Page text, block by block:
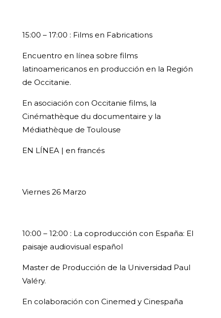
15:00 – 17:00 : Films en Fabrications
Encuentro en línea sobre films
latinoamericanos en producción en la Región
de Occitanie.
En asociación con Occitanie films, la
Cinémathèque du documentaire y la
Médiathèque de Toulouse
EN LÍNEA | en francés
Viernes 26 Marzo
10:00 – 12:00 : La coproducción con España: El
paisaje audiovisual español
Master de Producción de la Universidad Paul
Valéry.
En colaboración con Cinemed y Cinespaña